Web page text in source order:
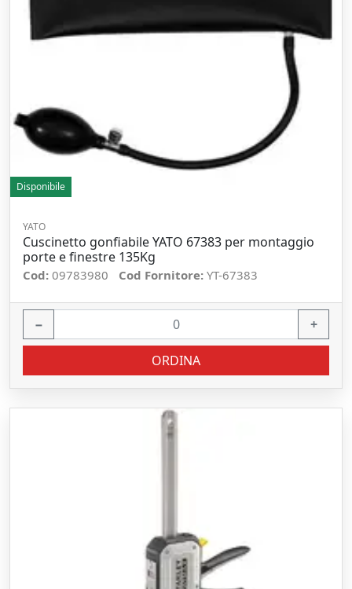
Disponibile
YATO
Cuscinetto gonfiabile YATO 67383 per montaggio
porte e finestre 135Kg
Cod: 09783980 Cod Fornitore: YT-67383
− +
ORDINA